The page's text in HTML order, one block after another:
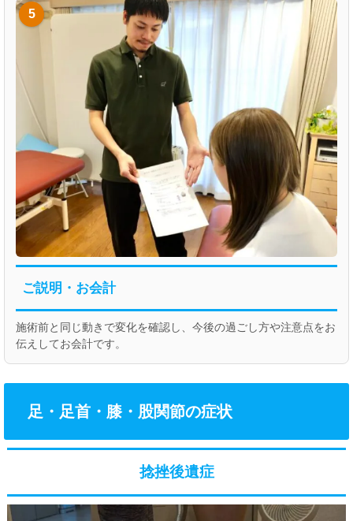
5
ご説明・お会計
施術前と同じ動きで変化を確認し、今後の過ごし方や注意点をお
伝えしてお会計です。
足・足首・膝・股関節の症状
捻挫後遺症